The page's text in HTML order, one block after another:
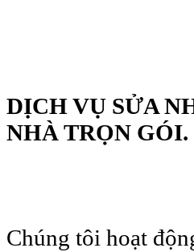
DỊCH VỤ SỬA
NHÀ TRỌN GÓI.
Chúng tôi hoạt